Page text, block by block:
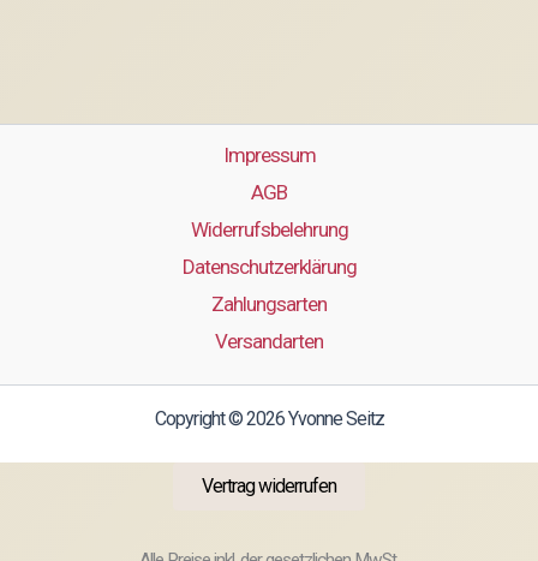
Impressum
AGB
Widerrufsbelehrung
Datenschutzerklärung
Zahlungsarten
Versandarten
Copyright © 2026 Yvonne Seitz
Vertrag widerrufen